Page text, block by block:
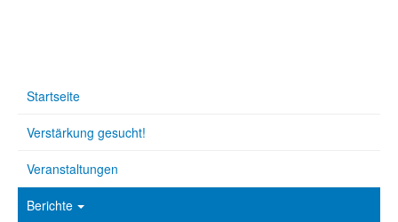
Startseite
Verstärkung gesucht!
Veranstaltungen
Berichte